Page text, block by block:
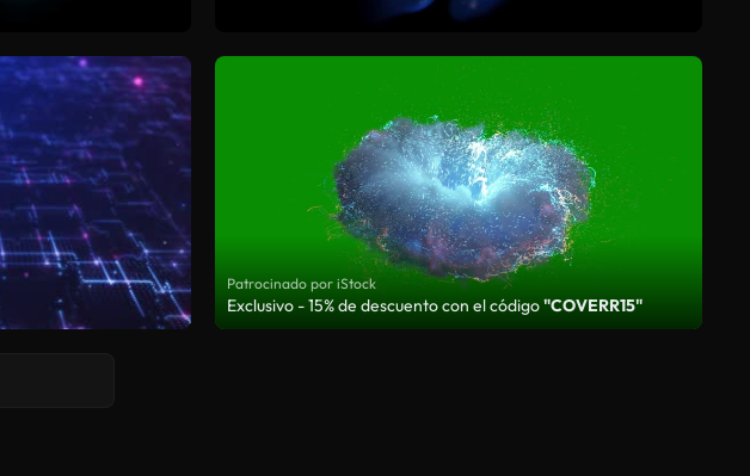
Patrocinado por iStock
Exclusivo - 15% de descuento con el código"COVERR15"